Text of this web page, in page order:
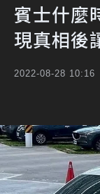
賓士什麼
現真相後
2022-08-28 10:16